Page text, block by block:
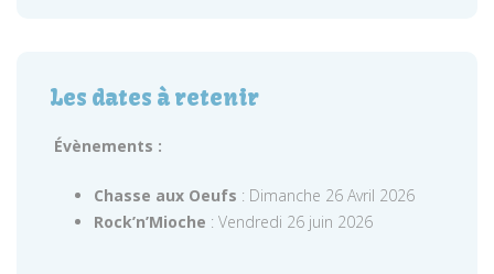
Les dates à retenir
Évènements :
Chasse aux Oeufs : Dimanche 26 Avril 2026
Rock’n’Mioche : Vendredi 26 juin 2026